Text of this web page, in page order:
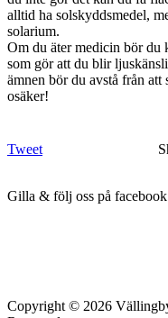
alltid ha solskyddsmedel,
solarium.
Om du äter medicin bör du
som gör att du blir
ämnen bör du avstå från
osäker!
Tweet
Gilla & följ oss på facebook
Copyright © 2026